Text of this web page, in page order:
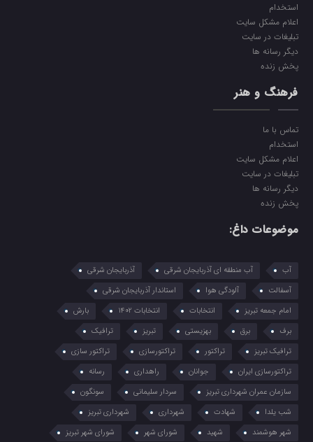
استخدام
اعلام مشکل سایت
تبلیغات در سایت
دیگر رسانه ها
پخش زنده
فرهنگ و هنر
تماس با ما
استخدام
اعلام مشکل سایت
تبلیغات در سایت
دیگر رسانه ها
پخش زنده
موضوعات داغ:
آب آب منطقه ای آذربایجان شرقی
آذربایجان شرقی
آسفالت
آلودگی هوا
استاندار آذربایجان شرقی
امام جمعه تبریز
انتخابات انتخابات 1402
بارش
برف
برق بهزیستی تبریز
ترافیک
ترافیک تبریز
تراکتور تراکتورسازی
تراکتور سازی
تراکتورسازی ایران
جوانان راهداری
رسانه
سازمان عمران شهرداری تبریز
سردار سلیمانی
سونگون
شب یلدا
شهادت شهرداری
شهرداری تبریز
شهر هوشمند
شهید شورای شهر شورای شهر تبریز